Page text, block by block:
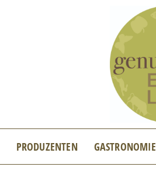
PRODUZENTEN GASTRONOMIE